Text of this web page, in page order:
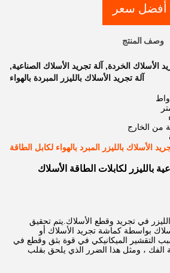
سعر
وصف المنتج
الأسلاك الخردة, آلة تجريد الأسلاك الصناعية,
آلة تجريد الأسلاك بالليزر المبردة بالهواء
من الخارج
الأسلاك بالليزر المبرد بالهواء لكابل الطاقة
بالليزر لكابلات الطاقة الأسلاك
في تجريد وقطع الأسلاك.يتم تحقيق
بواسطة كماشة تجريد الأسلاك أو
التقشير الميكانيكي في قوة بثق وقطع في
، ومثل هذا الضرر الذي يلحق بقلب